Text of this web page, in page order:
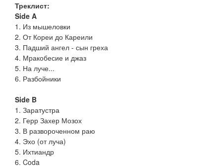
Треклист:
Side A
1. Из мышеловки
2. От Кореи до Кареили
3. Падший ангел - сын греха
4. Мракобесие и джаз
5. На луче...
6. Разбойники
Side B
1. Заратустра
2. Герр Захер Мозох
3. В развороченном раю
4. Эхо (от луча)
5. Ихтиандр
6. Coda